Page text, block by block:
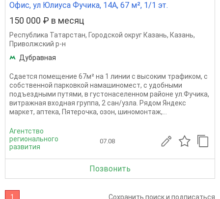
Офис, ул Юлиуса Фучика, 14А, 67 м², 1/1 эт.
150 000 ₽ в месяц
Республика Татарстан, Городской округ Казань, Казань,
Приволжский р-н
Дубравная
Сдается помещение 67м² на 1 линии с высоким трафиком, с
собственной парковкой намашиномест, с удобными
подъездными путями, в густонаселенном районе ул.Фучика,
витражная входная группа, 2 сан/узла. Рядом Яндекс
маркет, аптека, Пятерочка, озон, шиномонтаж,...
Агентство
регионального
развития
07.08
Позвонить
1 Сохранить поиск и подписаться